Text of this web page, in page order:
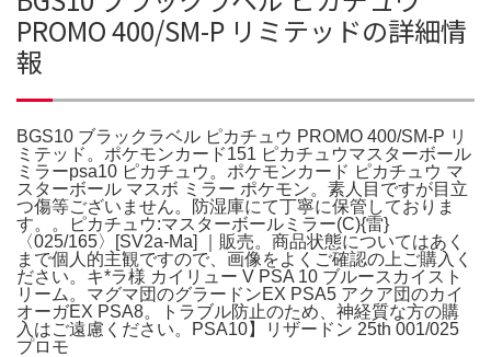
PROMO 400/SM-P リミテッドの詳細情
報
BGS10 ブラックラベル ピカチュウ PROMO 400/SM-P リ
ミテッド。ポケモンカード151 ピカチュウマスターボール
ミラーpsa10 ピカチュウ。ポケモンカード ピカチュウ マ
スターボール マスボ ミラー ポケモン。素人目ですが目立
つ傷等ございません。防湿庫にて丁寧に保管しておりま
す。。ピカチュウ:マスターボールミラー(C){雷}
〈025/165〉[SV2a-Ma] ｜販売。商品状態についてはあく
まで個人的主観ですので、画像をよくご確認の上ご購入く
ださい。キ*ラ様 カイリュー V PSA 10 ブルースカイスト
リーム。マグマ団のグラードンEX PSA5 アクア団のカイ
オーガEX PSA8。トラブル防止のため、神経質な方の購
入はご遠慮ください。PSA10】リザードン 25th 001/025
プロモ